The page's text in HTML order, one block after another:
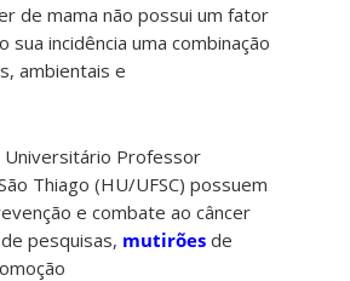
de mama não possui um fator
sua incidência uma combinação
ambientais e
Universitário Professor
Thiago (HU/UFSC) possuem
e combate ao câncer
pesquisas, mutirões de